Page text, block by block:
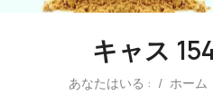
キャス
あなたはいる : / ホーム